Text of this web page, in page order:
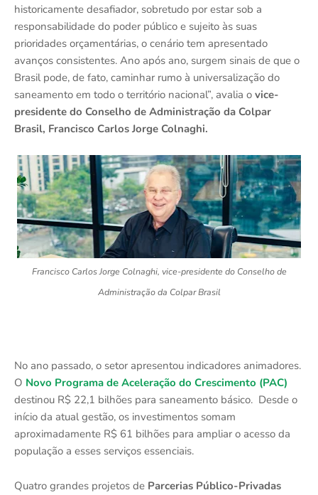
historicamente desafiador, sobretudo por estar sob a
responsabilidade do poder público e sujeito às suas
prioridades orçamentárias, o cenário tem apresentado
avanços consistentes. Ano após ano, surgem sinais de que o
Brasil pode, de fato, caminhar rumo à universalização do
saneamento em todo o território nacional”, avalia o vice-
presidente do Conselho de Administração da Colpar
Brasil, Francisco Carlos Jorge Colnaghi.
Francisco Carlos Jorge Colnaghi, vice-presidente do Conselho de
Administração da Colpar Brasil
No ano passado, o setor apresentou indicadores animadores.
O Novo Programa de Aceleração do Crescimento (PAC)
destinou R$ 22,1 bilhões para saneamento básico. Desde o
início da atual gestão, os investimentos somam
aproximadamente R$ 61 bilhões para ampliar o acesso da
população a esses serviços essenciais.
Quatro grandes projetos de Parcerias Público-Privadas